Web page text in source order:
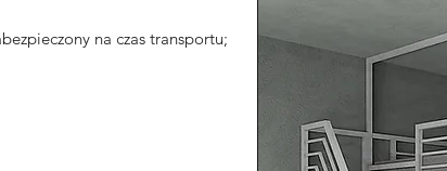
na czas transportu;